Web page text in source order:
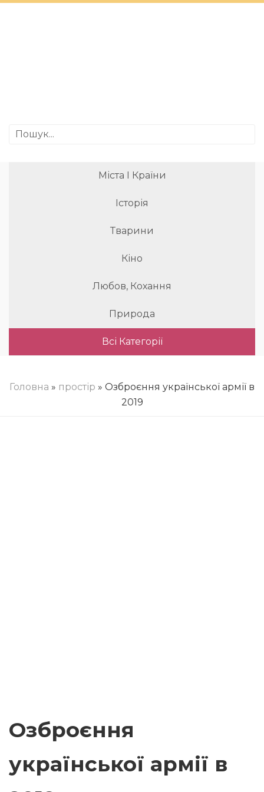
Міста І Країни
Історія
Тварини
Кіно
Любов, Кохання
Природа
Всі Категорії
Головна » простір » Озброєння української армії в
2019
Озброєння
української армії в